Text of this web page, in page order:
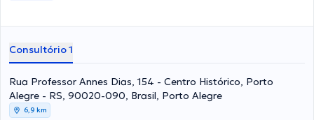
Consultório 1
Rua Professor Annes Dias, 154 - Centro Histórico, Porto
Alegre - RS, 90020-090, Brasil, Porto Alegre
6,9 km